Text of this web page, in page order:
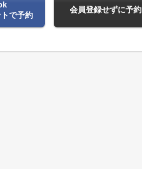
で予約
会員登録せずに予約